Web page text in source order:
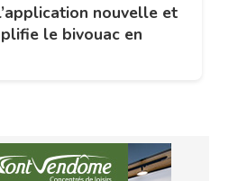
nouvelle et
le bivouac en